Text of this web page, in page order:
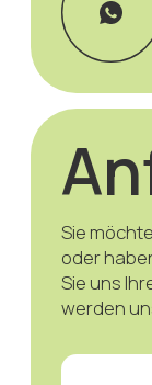
Datenschutzrichtlinien